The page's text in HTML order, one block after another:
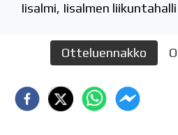
Iisalmi, Iisalmen liikuntahalli
Otteluennakko